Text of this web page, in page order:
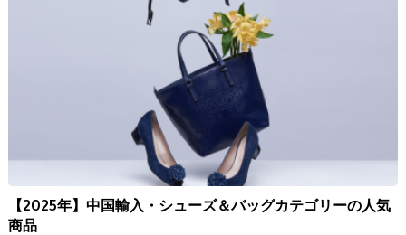
【2025年】中国輸入・シューズ＆バッグカテゴリーの人気
商品